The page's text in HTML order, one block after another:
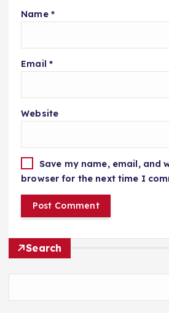
Name *
Email *
Website
Save my name, email, and
browser for the next time I
Search